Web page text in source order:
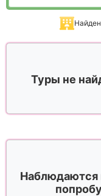
Туры не
Наблюдаются